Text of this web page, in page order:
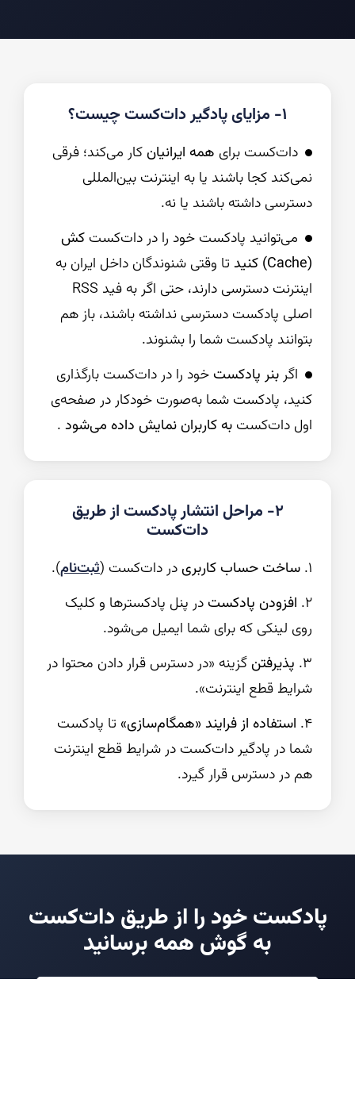
۱- مزایای پادگیر دات‌کست چیست؟
دات‌کست برای همه ایرانیان کار می‌کند؛ فرقی
نمی‌کند کجا باشند یا به اینترنت بین‌المللی
دسترسی داشته باشند یا نه.
می‌توانید پادکست خود را در دات‌کست کش
(Cache) کنید
تا وقتی شنوندگان داخل ایران به
اینترنت دسترسی دارند، حتی اگر به فید RSS
اصلی پادکست دسترسی نداشته باشند، باز هم
بتوانند پادکست شما را بشنوند.
اگربنر پادکست خود را در دات‌کست بارگذاری
کنید، پادکست شما به‌صورت خودکار در صفحه‌ی
اول دات‌کست به کاربران نمایش داده می‌شود .
۲- مراحل انتشار پادکست از طریق
دات‌کست
۱. ساخت حساب کاربریدر دات‌کست (ثبت‌نام).
۲. افزودن پادکست در پنل پادکسترها و کلیک
روی لینکی که برای شما ایمیل می‌شود.
۳. پذیرفتنگزینه «در دسترس قرار دادن محتوا در
شرایط قطع اینترنت».
۴. استفاده از فرایند «همگام‌سازی» تا پادکست
شما در پادگیر دات‌کست در شرایط قطع اینترنت
هم در دسترس قرار گیرد.
پادکست خود را از طریق دات‌کست
به گوش همه برسانید